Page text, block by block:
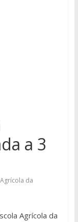
a 3
da
Agrícola da